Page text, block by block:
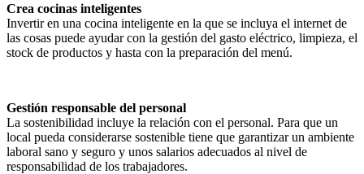
Crea cocinas inteligentes
Invertir en una cocina inteligente en la que se incluya el internet de
las cosas puede ayudar con la gestión del gasto eléctrico, limpieza, el
stock de productos y hasta con la preparación del menú.
Gestión responsable del personal
La sostenibilidad incluye la relación con el personal. Para que un
local pueda considerarse sostenible tiene que garantizar un ambiente
laboral sano y seguro y unos salarios adecuados al nivel de
responsabilidad de los trabajadores.